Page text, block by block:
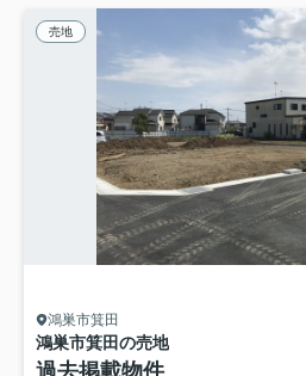
売地
鴻巣市箕田
鴻巣市箕田の売地